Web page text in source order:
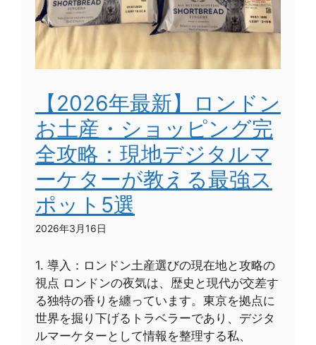
【2026年最新】ロンドン
お土産・ショッピング完
全攻略：現地デジタルマ
ーケターが教える最強ス
ポット5選
2026年3月16日
1. 導入：ロンドン土産選びの現在地と攻略の
視点 ロンドンの夜気は、歴史と現代が交差す
る独特の香りを纏っています。東京を拠点に
世界を掘り下げるトラベラーであり、デジタ
ルマーケターとして情報を整理する私、